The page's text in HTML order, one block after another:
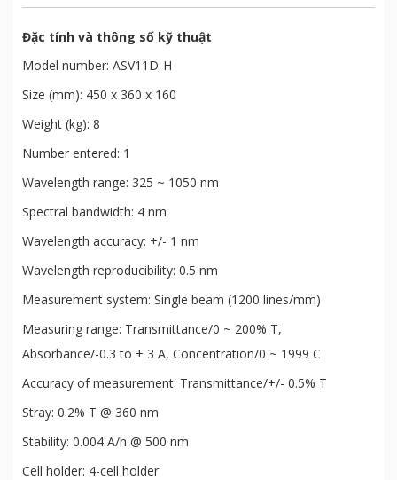
Đặc tính và thông số kỹ thuật
Model number: ASV11D-H
Size (mm): 450 x 360 x 160
Weight (kg): 8
Number entered: 1
Wavelength range: 325 ~ 1050 nm
Spectral bandwidth: 4 nm
Wavelength accuracy: +/- 1 nm
Wavelength reproducibility: 0.5 nm
Measurement system: Single beam (1200 lines/mm)
Measuring range: Transmittance/0 ~ 200% T,
Absorbance/-0.3 to + 3 A, Concentration/0 ~ 1999 C
Accuracy of measurement: Transmittance/+/- 0.5% T
Stray: 0.2% T @ 360 nm
Stability: 0.004 A/h @ 500 nm
Cell holder: 4-cell holder